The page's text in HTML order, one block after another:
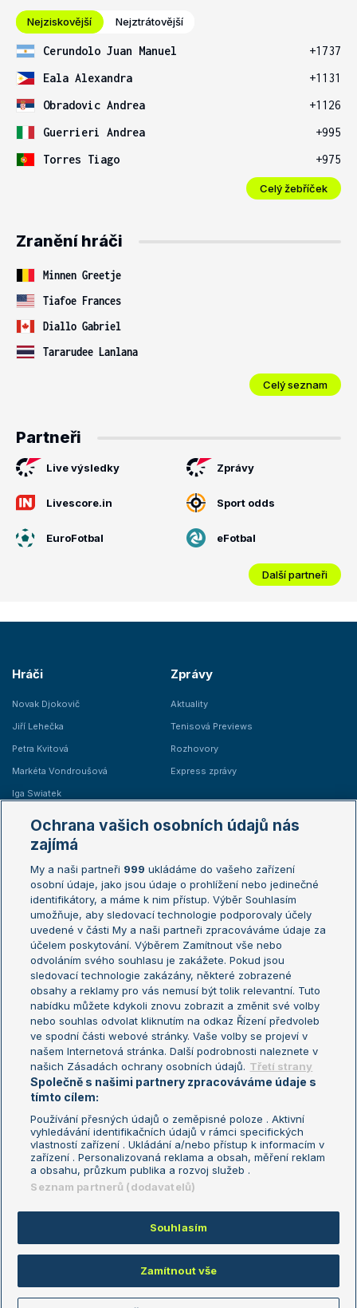
Nejziskovější Nejztrátovější
Cerundolo Juan Manuel
+1737
Eala Alexandra
+1131
Obradovic Andrea
+1126
Guerrieri Andrea
+995
Torres Tiago
+975
Celý žebříček
Zranění hráči
Minnen Greetje
Tiafoe Frances
Diallo Gabriel
Tararudee Lanlana
Celý seznam
Partneři
Live výsledky Zprávy
Livescore.in Sport odds
EuroFotbal eFotbal
Další partneři
Hráči
Novak Djokovič
Jiří Lehečka
Petra Kvitová
Markéta Vondroušová
Iga Swiatek
Zprávy
Aktuality
Tenisová Previews
Rozhovory
Express zprávy
Žebříčky
Žebříček ATP (muži)
Žebříček WTA (ženy)
Sázkařský žebříček
Australian Open
French Open
Wimbledon
US Open
Turnaj mistrů
Turnaj mistryň
Aktualní trendy
Fotbalové přestupy
Livesport Daily
LS Prague Open
Podmínky užití
Nastavení soukromí
GDPR a žurnalistika
Reklama
Kontakt
Informace o zpracování osobních
údajů
Copyright © 2008-2026 TenisPortal.cz. Využíváme zpravodajství ČTK.
Ochrana vašich osobních údajů nás
zajímá
My a naši partneři 999 ukládáme do vašeho zařízení
osobní údaje, jako jsou údaje o prohlížení nebo jedinečné
identifikátory, a máme k nim přístup. Výběr Souhlasím
umožňuje, aby sledovací technologie podporovaly účely
uvedené v části My a naši partneři zpracováváme údaje za
účelem poskytování. Výběrem Zamítnout vše nebo
odvoláním svého souhlasu je zakážete. Pokud jsou
sledovací technologie zakázány, některé zobrazené
obsahy a reklamy pro vás nemusí být tolik relevantní. Tuto
nabídku můžete kdykoli znovu zobrazit a změnit své volby
nebo souhlas odvolat kliknutím na odkaz Řízení předvoleb
ve spodní části webové stránky. Vaše volby se projeví v
našem Internetová stránka. Další podrobnosti naleznete v
našich Zásadách ochrany osobních údajů. Třetí strany
Společně s našimi partnery zpracováváme údaje s
tímto cílem:
Používání přesných údajů o zeměpisné poloze . Aktivní
vyhledávání identifikačních údajů v rámci specifických
vlastností zařízení . Ukládání a/nebo přístup k informacím v
zařízení . Personalizovaná reklama a obsah, měření reklam
a obsahu, průzkum publika a rozvoj služeb .
Seznam partnerů (dodavatelů)
Souhlasím
Zamítnout vše